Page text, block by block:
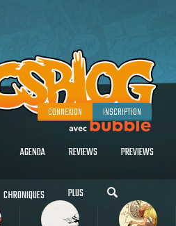
CONNEXION INSCRIPTION
AGENDA REVIEWS PREVIEWS
CHRONIQUES PLUS